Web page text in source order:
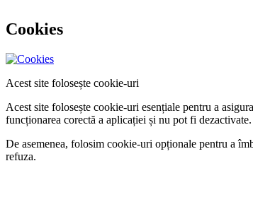
Cookies
Acest site folosește cookie-uri
Acest site folosește cookie-uri esențiale pentru a
funcționarea corectă a aplicației și nu pot fi dezactivate.
De asemenea, folosim cookie-uri opționale pentru a
refuza.